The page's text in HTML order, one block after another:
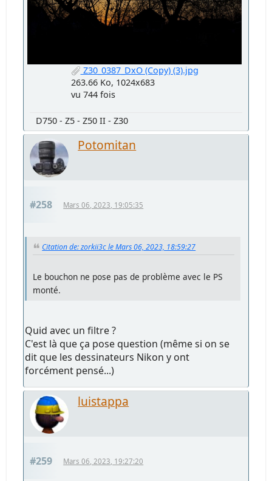
Z30_0387_DxO (Copy) (3).jpg
263.66 Ko, 1024x683
vu 744 fois
D750 - Z5 - Z50 II - Z30
Potomitan
#258 Mars 06, 2023, 19:05:35
Citation de: zorkii3c le Mars 06, 2023, 18:59:27
Le bouchon ne pose pas de problème avec le PS
monté.
Quid avec un filtre ?
C'est là que ça pose question (même si on se
dit que les dessinateurs Nikon y ont
forcément pensé...)
luistappa
#259 Mars 06, 2023, 19:27:20